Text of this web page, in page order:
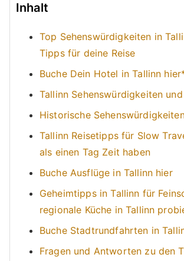
Inhalt
Top Sehenswürdigkeiten in
Tipps für deine Reise
Buche Dein Hotel in Tallinn
Tallinn Sehenswürdigkeiten
Historische
Tallinn Reisetipps für Slow
als einen Tag Zeit haben
Buche Ausflüge in Tallinn hier
Geheimtipps in Tallinn für
regionale Küche in Tallinn
Buche Stadtrundfahrten in
Fragen und Antworten zu den